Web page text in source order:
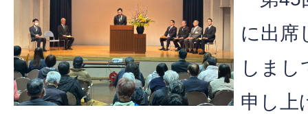
に出席
しまし
申し上